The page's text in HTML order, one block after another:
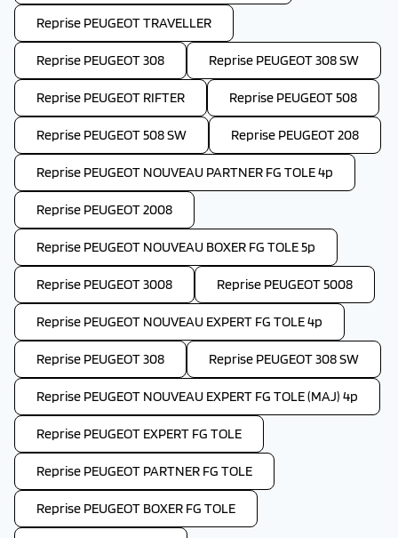
Reprise PEUGEOT TRAVELLER
Reprise PEUGEOT 308 Reprise PEUGEOT 308 SW
Reprise PEUGEOT RIFTER Reprise PEUGEOT 508
Reprise PEUGEOT 508 SW Reprise PEUGEOT 208
Reprise PEUGEOT NOUVEAU PARTNER FG TOLE 4p
Reprise PEUGEOT 2008
Reprise PEUGEOT NOUVEAU BOXER FG TOLE 5p
Reprise PEUGEOT 3008 Reprise PEUGEOT 5008
Reprise PEUGEOT NOUVEAU EXPERT FG TOLE 4p
Reprise PEUGEOT 308 Reprise PEUGEOT 308 SW
Reprise PEUGEOT NOUVEAU EXPERT FG TOLE (MAJ) 4p
Reprise PEUGEOT EXPERT FG TOLE
Reprise PEUGEOT PARTNER FG TOLE
Reprise PEUGEOT BOXER FG TOLE